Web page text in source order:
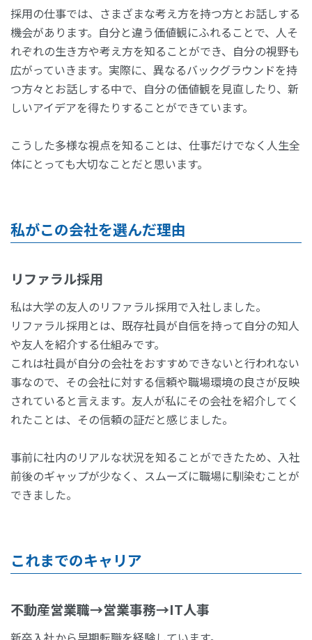
採用の仕事では、さまざまな考え方を持つ方とお話しする
機会があります。自分と違う価値観にふれることで、人そ
れぞれの生き方や考え方を知ることができ、自分の視野も
広がっていきます。実際に、異なるバックグラウンドを持
つ方々とお話しする中で、自分の価値観を見直したり、新
しいアイデアを得たりすることができています。
こうした多様な視点を知ることは、仕事だけでなく人生全
体にとっても大切なことだと思います。
私がこの会社を選んだ理由
リファラル採用
私は大学の友人のリファラル採用で入社しました。
リファラル採用とは、既存社員が自信を持って自分の知人
や友人を紹介する仕組みです。
これは社員が自分の会社をおすすめできないと行われない
事なので、その会社に対する信頼や職場環境の良さが反映
されていると言えます。友人が私にその会社を紹介してく
れたことは、その信頼の証だと感じました。
事前に社内のリアルな状況を知ることができたため、入社
前後のギャップが少なく、スムーズに職場に馴染むことが
できました。
これまでのキャリア
不動産営業職→営業事務→IT人事